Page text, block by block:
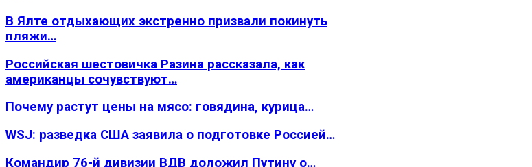
В Ялте отдыхающих экстренно призвали покинуть
пляжи…
Российская шестовичка Разина рассказала, как
американцы сочувствуют…
Почему растут цены на мясо: говядина, курица…
WSJ: разведка США заявила о подготовке Россией…
Командир 76-й дивизии ВДВ доложил Путину о…